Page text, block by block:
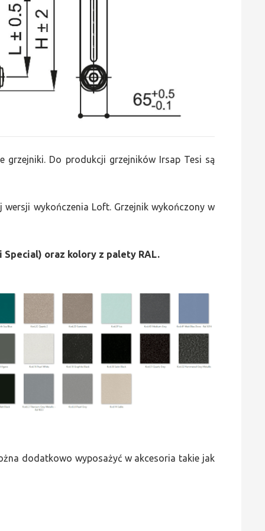
grzejniki. Do produkcji grzejników Irsap Tesi są
wykończenia Loft. Grzejnik wykończony w
oraz kolory z palety RAL.
dodatkowo wyposażyć w akcesoria takie jak